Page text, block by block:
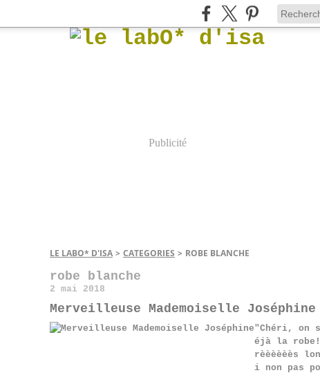
Publicité
LE LABO* D'ISA > CATEGORIES > ROBE BLANCHE
robe blanche
2 mai 2018
Merveilleuse Mademoiselle Joséphine
"Chéri, on
éjà la
rèèèèèès
i non pas